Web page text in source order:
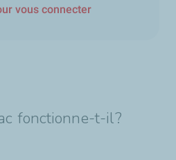
vous connecter
fonctionne-t-il ?